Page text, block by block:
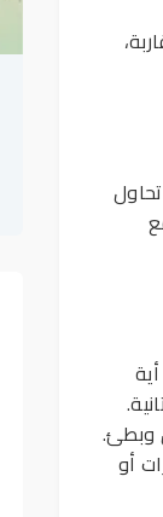
متقاربة،
وبطئ.
أو